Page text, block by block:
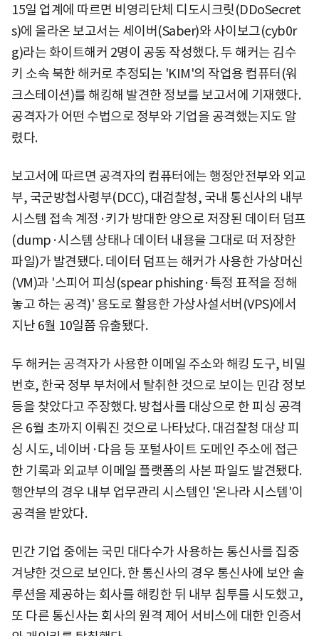
15일 업계에 따르면 비영리단체 디도시크릿(DDoSecret
s)에 올라온 보고서는 세이버(Saber)와 사이보그(cyb0r
g)라는 화이트해커 2명이 공동 작성했다. 두 해커는 김수
키 소속 북한 해커로 추정되는 'KIM'의 작업용 컴퓨터(워
크스테이션)를 해킹해 발견한 정보를 보고서에 기재했다.
공격자가 어떤 수법으로 정부와 기업을 공격했는지도 알
렸다.
보고서에 따르면 공격자의 컴퓨터에는 행정안전부와 외교
부, 국군방첩사령부(DCC), 대검찰청, 국내 통신사의 내부
시스템 접속 계정·키가 방대한 양으로 저장된 데이터 덤프
(dump·시스템 상태나 데이터 내용을 그대로 떠 저장한
파일)가 발견됐다. 데이터 덤프는 해커가 사용한 가상머신
(VM)과 '스피어 피싱(spear phishing·특정 표적을 정해
놓고 하는 공격)' 용도로 활용한 가상사설서버(VPS)에서
지난 6월 10일쯤 유출됐다.
두 해커는 공격자가 사용한 이메일 주소와 해킹 도구, 비밀
번호, 한국 정부 부처에서 탈취한 것으로 보이는 민감 정보
등을 찾았다고 주장했다. 방첩사를 대상으로 한 피싱 공격
은 6월 초까지 이뤄진 것으로 나타났다. 대검찰청 대상 피
싱 시도, 네이버·다음 등 포털사이트 도메인 주소에 접근
한 기록과 외교부 이메일 플랫폼의 사본 파일도 발견됐다.
행안부의 경우 내부 업무관리 시스템인 '온나라 시스템'이
공격을 받았다.
민간 기업 중에는 국민 대다수가 사용하는 통신사를 집중
겨냥한 것으로 보인다. 한 통신사의 경우 통신사에 보안 솔
루션을 제공하는 회사를 해킹한 뒤 내부 침투를 시도했고,
또 다른 통신사는 회사의 원격 제어 서비스에 대한 인증서